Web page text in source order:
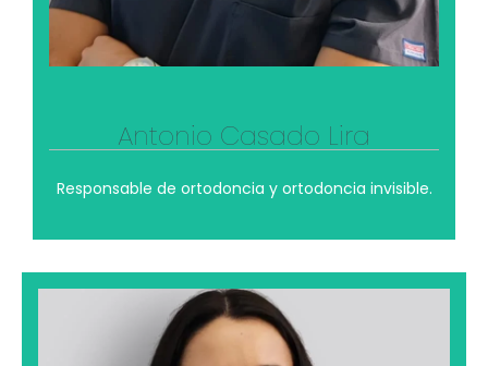
Antonio Casado Lira
Responsable de ortodoncia y ortodoncia invisible.
Ver su perfil profesional